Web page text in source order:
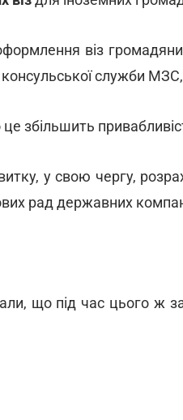
віз
служби
збільшить
у свою чергу,
рад державних
що під час цього ж